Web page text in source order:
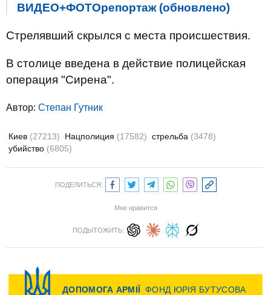
ВИДЕО+ФОТОрепортаж (обновлено)
Стрелявший скрылся с места происшествия.
В столице введена в действие полицейская
операция "Сирена".
Автор: Степан Гутник
Киев (27213) Нацполиция (17582) стрельба (3478)
убийство (6805)
ПОДЕЛИТЬСЯ:
Мне нравится
ПОДЫТОЖИТЬ: